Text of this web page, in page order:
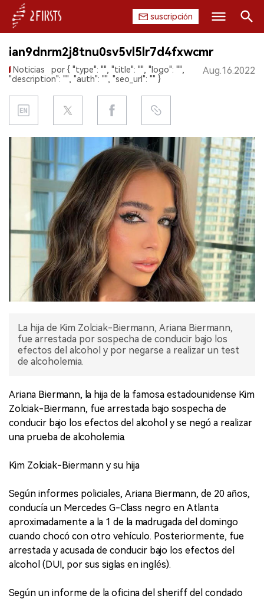
suscripción
INICIO
PRODUCTO
EXPOSICIÓN
ENTREVISTA
ian9dnrm2j8tnu0sv5vl5lr7d4fxwcmr
Noticias
por { "type": "", "title": "", "logo": "",
"description": "", "auth": "", "seo_url": "" }
Aug.16.2022
La hija de Kim Zolciak-Biermann, Ariana Biermann,
fue arrestada por sospecha de conducir bajo los
efectos del alcohol y por negarse a realizar un test
de alcoholemia.
Ariana Biermann, la hija de la famosa estadounidense Kim
Zolciak-Biermann, fue arrestada bajo sospecha de
conducir bajo los efectos del alcohol y se negó a realizar
una prueba de alcoholemia.
Kim Zolciak-Biermann y su hija
Según informes policiales, Ariana Biermann, de 20 años,
conducía un Mercedes G-Class negro en Atlanta
aproximadamente a la 1 de la madrugada del domingo
cuando chocó con otro vehículo. Posteriormente, fue
arrestada y acusada de conducir bajo los efectos del
alcohol (DUI, por sus siglas en inglés).
Según un informe de la oficina del sheriff del condado